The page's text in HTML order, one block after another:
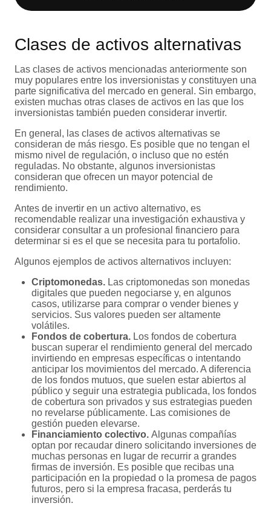
Clases de activos alternativas
Las clases de activos mencionadas anteriormente son
muy populares entre los inversionistas y constituyen una
parte significativa del mercado en general. Sin embargo,
existen muchas otras clases de activos en las que los
inversionistas también pueden considerar invertir.
En general, las clases de activos alternativas se
consideran de más riesgo. Es posible que no tengan el
mismo nivel de regulación, o incluso que no estén
reguladas. No obstante, algunos inversionistas
consideran que ofrecen un mayor potencial de
rendimiento.
Antes de invertir en un activo alternativo, es
recomendable realizar una investigación exhaustiva y
considerar consultar a un profesional financiero para
determinar si es el que se necesita para tu portafolio.
Algunos ejemplos de activos alternativos incluyen:
Criptomonedas. Las criptomonedas son monedas
digitales que pueden negociarse y, en algunos
casos, utilizarse para comprar o vender bienes y
servicios. Sus valores pueden ser altamente
volátiles.
Fondos de cobertura. Los fondos de cobertura
buscan superar el rendimiento general del mercado
invirtiendo en empresas específicas o intentando
anticipar los movimientos del mercado. A diferencia
de los fondos mutuos, que suelen estar abiertos al
público y seguir una estrategia publicada, los fondos
de cobertura son privados y sus estrategias pueden
no revelarse públicamente. Las comisiones de
gestión pueden elevarse.
Financiamiento colectivo. Algunas compañías
optan por recaudar dinero solicitando inversiones de
muchas personas en lugar de recurrir a grandes
firmas de inversión. Es posible que recibas una
participación en la propiedad o la promesa de pagos
futuros, pero si la empresa fracasa, perderás tu
inversión.